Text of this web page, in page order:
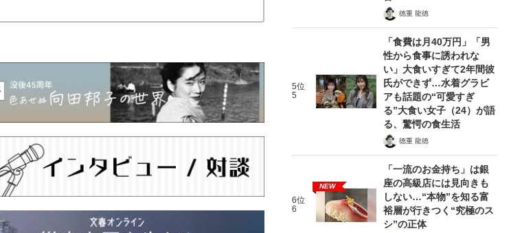
もっと見る
徳重 龍徳
5位
5
「食費は月40万円」「男
性から食事に誘われな
い」大食いすぎて2年間彼
氏ができず…水着グラビ
アも話題の“可愛すぎ
る”大食い女子（24）が語
る、驚愕の食生活
徳重 龍徳
6位
6
NEW
「一流のお金持ち」は銀
座の高級店には見向きも
しない…“本物”を知る富
裕層が行きつく“究極のス
シ”の正体